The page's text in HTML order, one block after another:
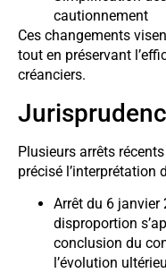
cautionnement
Ces changements
tout en préservant
créanciers.
Plusieurs arrêts
précisé l’interprétation
Arrêt du 6 janvier
disproportion
conclusion du
l’évolution